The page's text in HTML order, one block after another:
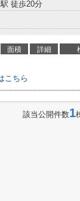
駅 徒歩20分
面積 詳細
こちら
該当公開件数1